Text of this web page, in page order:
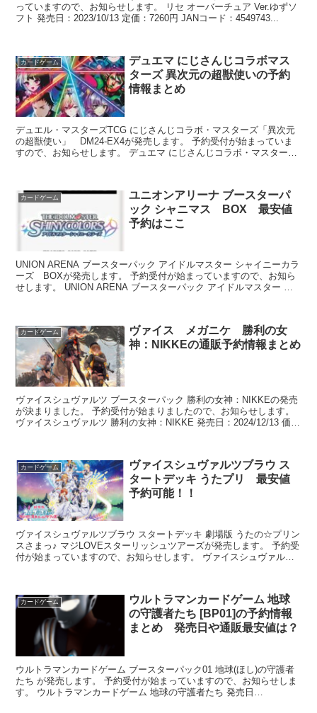
っていますので、お知らせします。 リセ オーバーチュア Ver.ゆずソ
フト 発売日：2023/10/13 定価：7260円 JANコード：4549743...
カードゲーム
デュエマ にじさんじコラボマス
ターズ 異次元の超獣使いの予約
情報まとめ
デュエル・マスターズTCG にじさんじコラボ・マスターズ「異次元
の超獣使い」 DM24-EX4が発売します。 予約受付が始まっていま
すので、お知らせします。 デュエマ にじさんじコラボ・マスターズ
カードゲーム
ユニオンアリーナ ブースターパ
ック シャニマス BOX 最安値
予約はここ
UNION ARENA ブースターパック アイドルマスター シャイニーカラ
ーズ BOXが発売します。 予約受付が始まっていますので、お知ら
せします。 UNION ARENA ブースターパック アイドルマスター シ
カードゲーム
ヴァイス メガニケ 勝利の女
神：NIKKEの通販予約情報まとめ
ヴァイスシュヴァルツ ブースターパック 勝利の女神：NIKKEの発売
が決まりました。 予約受付が始まりましたので、お知らせします。
ヴァイスシュヴァルツ 勝利の女神：NIKKE 発売日：2024/12/13 価
カードゲーム
ヴァイスシュヴァルツブラウ ス
タートデッキ うたプリ 最安値
予約可能！！
ヴァイスシュヴァルツブラウ スタートデッキ 劇場版 うたの☆プリン
スさまっ♪ マジLOVEスターリッシュツアーズが発売します。 予約受
付が始まっていますので、お知らせします。 ヴァイスシュヴァルツ
カードゲーム
ウルトラマンカードゲーム 地球
の守護者たち [BP01]の予約情報
まとめ 発売日や通販最安値は？
ウルトラマンカードゲーム ブースターパック01 地球(ほし)の守護者
たち が発売します。 予約受付が始まっていますので、お知らせしま
す。 ウルトラマンカードゲーム 地球の守護者たち 発売日